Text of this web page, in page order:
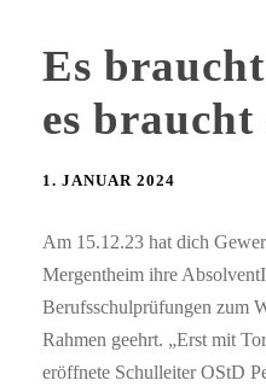
Es
es
1. JANUAR 2024
Am 15.12.23 hat dich
Mergentheim ihre
Berufsschulprüfungen zum
Rahmen geehrt. „Erst mit
eröffnete Schulleiter OStD